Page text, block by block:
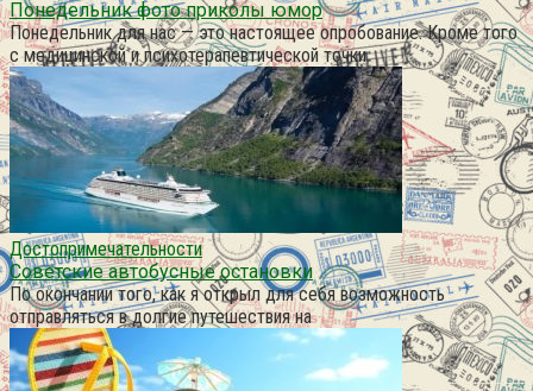
Понедельник фото приколы юмор
Понедельник для нас — это настоящее опробование. Кроме того
с медицинской и психотерапевтической точки
Достопримечательности
Советские автобусные остановки
По окончании того, как я открыл для себя возможность
отправляться в долгие путешествия на